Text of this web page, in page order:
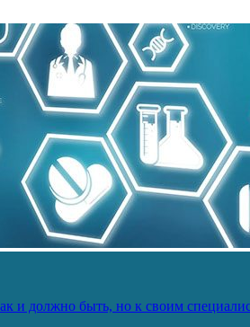
должно быть, но к своим